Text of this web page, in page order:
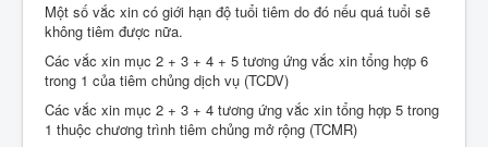
Một số vắc xin có giới hạn độ tuổi tiêm do đó nếu quá tuổi sẽ
không tiêm được nữa.
Các vắc xin mục 2 + 3 + 4 + 5 tương ứng vắc xin tổng hợp 6
trong 1 của tiêm chủng dịch vụ (TCDV)
Các vắc xin mục 2 + 3 + 4 tương ứng vắc xin tổng hợp 5 trong
1 thuộc chương trình tiêm chủng mở rộng (TCMR)